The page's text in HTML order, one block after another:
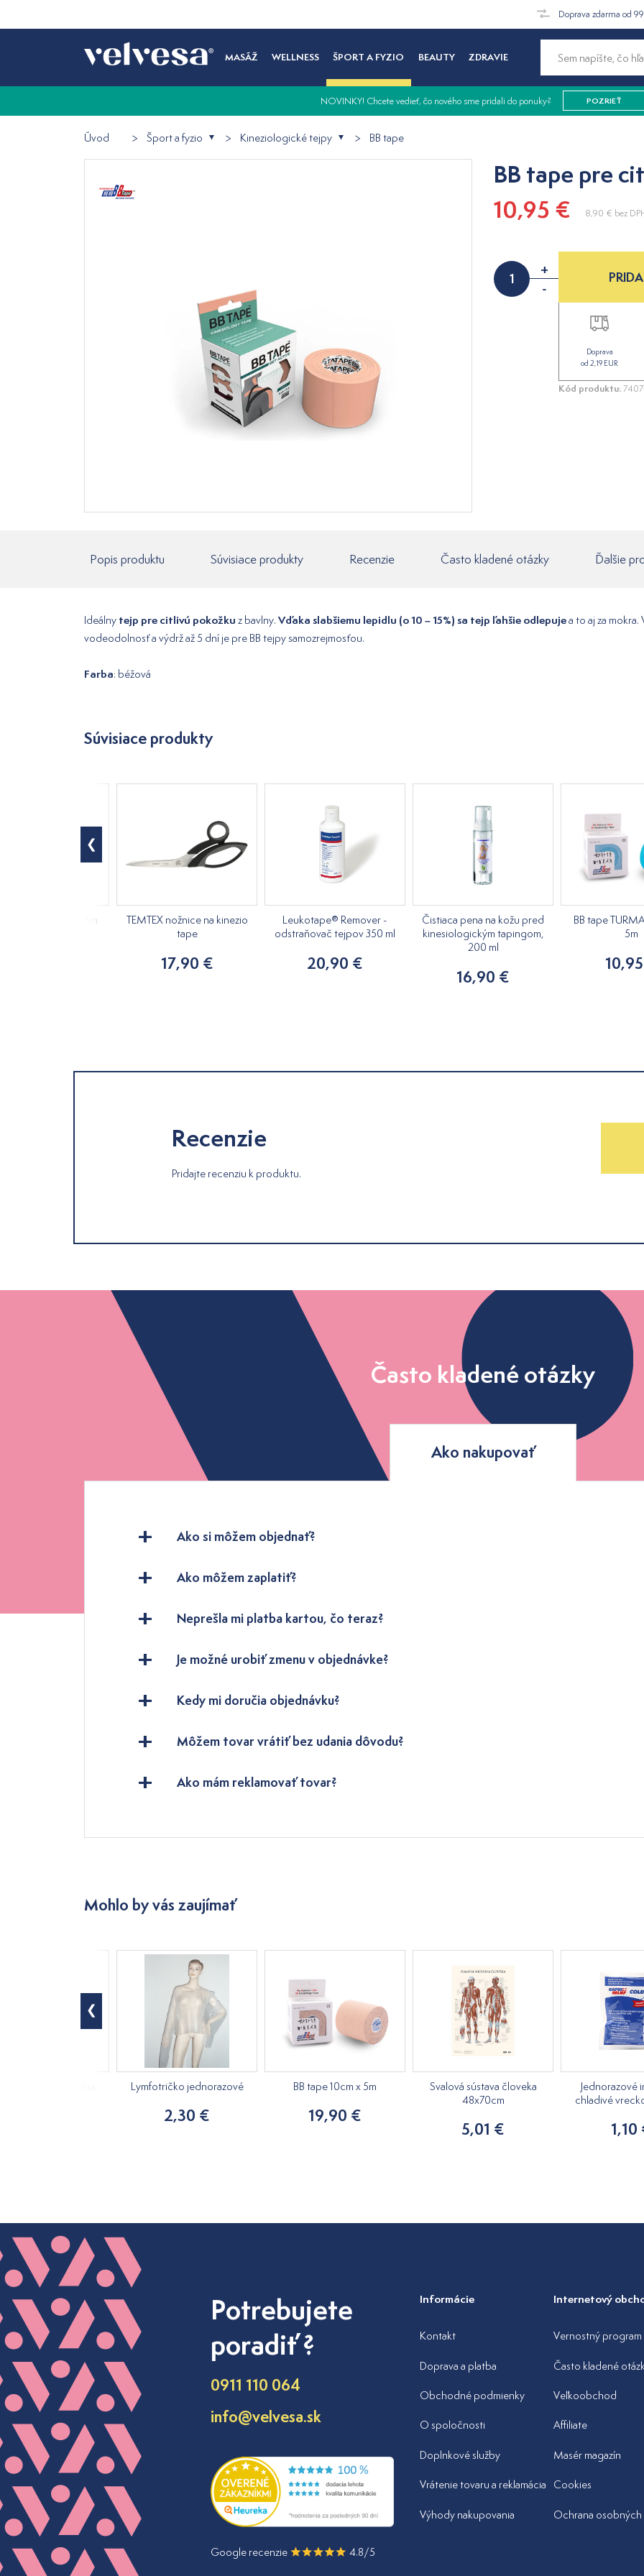
Doprava zdarma od
MASÁŽ WELLNESS ŠPORT A FYZIO BEAUTY ZDRAVIE
NOVINKY! Chcete vedieť, čo nového sme pridali do ponuky? POZRIEŤ
Úvod Šport a fyzio Kineziologické tejpy BB tape
BB tape pre
10,95 €
8,90 € bez
+
-
Doprava
od 2,19 EUR
Kód produktu:
Popis produktu Súvisiace produkty Recenzie Často kladené otázky Ďalšie
Ideálny tejp pre citlivú pokožku z bavlny. Vďaka slabšiemu lepidlu (o 10 – 15%) sa tejp ľahšie odlepujea to aj za
vodeodolnosť a výdrž až 5 dní je pre BB tejpy samozrejmosťou.
Farba: béžová
Súvisiace produkty
na lymfu 5cm x 5m
TEMTEX nožnice na kinezio
tape
17,90 €
Leukotape® Remover -
odstraňovač tejpov 350 ml
20,90 €
Čistiaca pena na kožu pred
kinesiologickým tapingom,
200 ml
16,90 €
BB tape
5m
Recenzie
Pridajte recenziu k produktu.
Často kladené otázky
Ako nakupovať
Ako si môžem objednať?
Ako môžem zaplatiť?
Neprešla mi platba kartou, čo teraz?
Je možné urobiť zmenu v objednávke?
Kedy mi doručia objednávku?
Môžem tovar vrátiť bez udania dôvodu?
Ako mám reklamovať tovar?
Mohlo by vás zaujímať
Lymfotričko jednorazové
2,30 €
BB tape 10cm x 5m
19,90 €
Svalová sústava človeka
48x70cm
5,01 €
Jednorazové
chladivé
1,10
Potrebujete
poradiť ?
0911 110 064
info@velvesa.sk
Google recenzie 4.8/5
Informácie
Kontakt
Doprava a platba
Obchodné podmienky
O spoločnosti
Doplnkové služby
Vrátenie tovaru a reklamácia
Výhody nakupovania
Internetový
Vernostný program
Často kladené
Veľkoobchod
Affiliate
Masér magazín
Cookies
Ochrana